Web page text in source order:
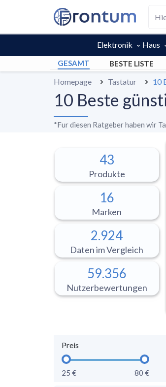
Elektronik Haus
GESAMT BESTE LISTE
Homepage Tastatur 10
10 Beste
*Fur diesen Ratgeber haben wir
43
Produkte
16
Marken
2.924
Daten im Vergleich
59.356
Nutzerbewertungen
Preis
25 € 80 €